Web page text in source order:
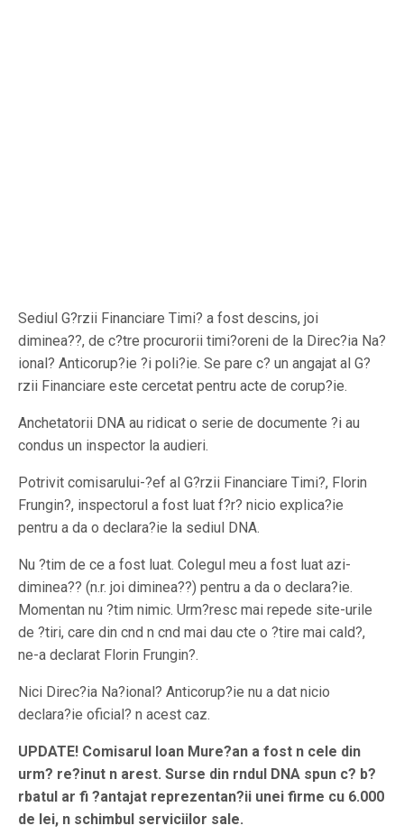
Sediul G?rzii Financiare Timi? a fost descins, joi
diminea??, de c?tre procurorii timi?oreni de la Direc?ia Na?
ional? Anticorup?ie ?i poli?ie. Se pare c? un angajat al G?
rzii Financiare este cercetat pentru acte de corup?ie.
Anchetatorii DNA au ridicat o serie de documente ?i au
condus un inspector la audieri.
Potrivit comisarului-?ef al G?rzii Financiare Timi?, Florin
Frungin?, inspectorul a fost luat f?r? nicio explica?ie
pentru a da o declara?ie la sediul DNA.
Nu ?tim de ce a fost luat. Colegul meu a fost luat azi-
diminea?? (n.r. joi diminea??) pentru a da o declara?ie.
Momentan nu ?tim nimic. Urm?resc mai repede site-urile
de ?tiri, care din cnd n cnd mai dau cte o ?tire mai cald?,
ne-a declarat Florin Frungin?.
Nici Direc?ia Na?ional? Anticorup?ie nu a dat nicio
declara?ie oficial? n acest caz.
UPDATE! Comisarul Ioan Mure?an a fost n cele din
urm? re?inut n arest. Surse din rndul DNA spun c? b?
rbatul ar fi ?antajat reprezentan?ii unei firme cu 6.000
de lei, n schimbul serviciilor sale.